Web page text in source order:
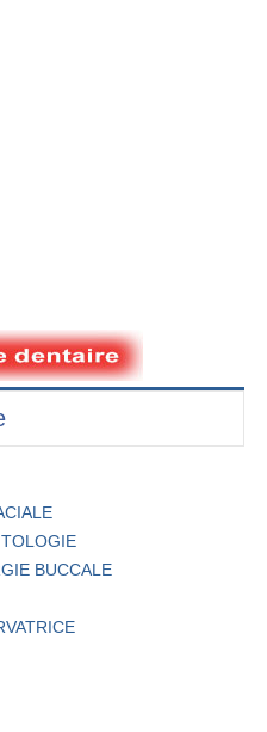
BUCCALE